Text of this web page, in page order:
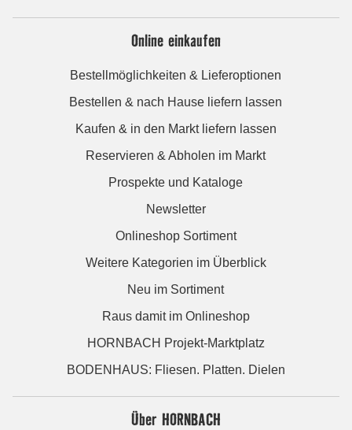
Online einkaufen
Bestellmöglichkeiten & Lieferoptionen
Bestellen & nach Hause liefern lassen
Kaufen & in den Markt liefern lassen
Reservieren & Abholen im Markt
Prospekte und Kataloge
Newsletter
Onlineshop Sortiment
Weitere Kategorien im Überblick
Neu im Sortiment
Raus damit im Onlineshop
HORNBACH Projekt-Marktplatz
BODENHAUS: Fliesen. Platten. Dielen
Über HORNBACH